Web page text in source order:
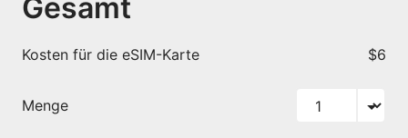
Gesamt
Kosten für die eSIM-Karte $6
Menge